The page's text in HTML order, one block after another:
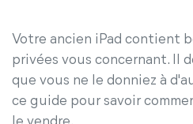
Votre ancien iPad contient
privées vous concernant. Il
que vous ne le donniez à
ce guide pour savoir